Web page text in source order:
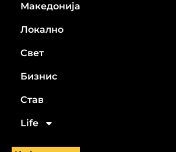
Македонија
Локално
Свет
Бизнис
Став
Life